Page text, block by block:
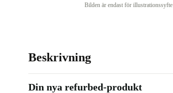
Bilden är endast för illustrationssyfte
Beskrivning
Din nya refurbed-produkt